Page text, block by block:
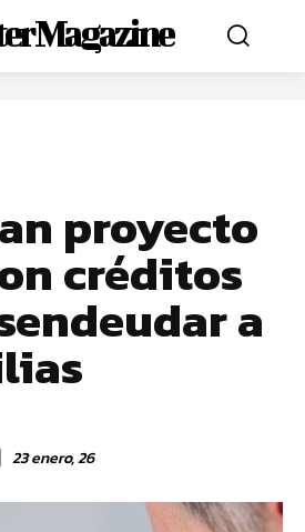
Magazine
proyecto
créditos
a
23 enero, 26